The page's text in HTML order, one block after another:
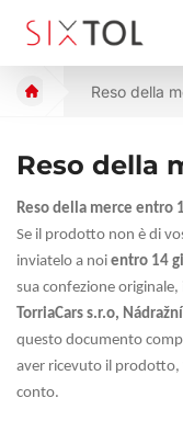
Reso della
Reso della
Reso della merce entro
Se il prodotto non è di
inviatelo a noi entro 14
sua confezione
TorriaCars s.r.o,
questo documento
aver ricevuto il prodotto,
conto.